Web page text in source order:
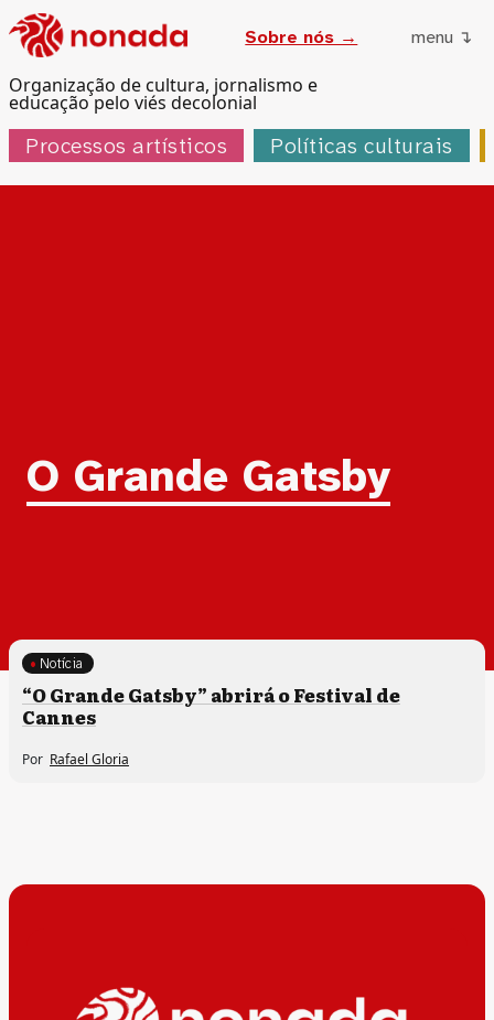
Organização de cultura, jornalismo e
educação pelo viés decolonial
Sobre nós → menu ↴
Processos artísticos Políticas culturais
Tag:
O Grande Gatsby
Notícia
“O Grande Gatsby” abrirá o Festival de
Cannes
Por Rafael Gloria